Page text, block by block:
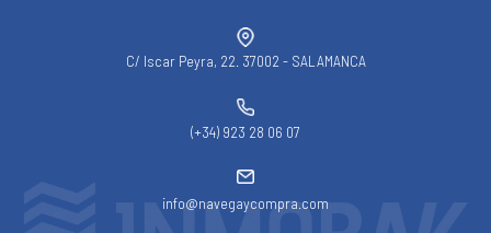
C/ Iscar Peyra, 22. 37002 - SALAMANCA
(+34) 923 28 06 07
info@navegaycompra.com